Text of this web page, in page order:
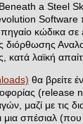
a Steel
Software
πηγαίο κώδικα
διόρθωσης
κατά λαϊκή
θα βρείτε
(release
μαζί με τις
σπέσιαλ (που